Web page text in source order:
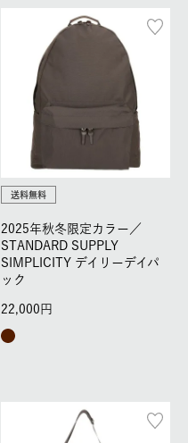
送料無料
2025年秋冬限定カラー／
STANDARD SUPPLY
SIMPLICITY デイリーデイパ
ック
22,000